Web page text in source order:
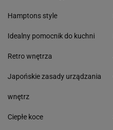
Hamptons style
Idealny pomocnik do kuchni
Retro wnętrza
Japońskie zasady urządzania
wnętrz
Ciepłe koce